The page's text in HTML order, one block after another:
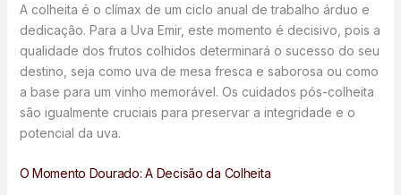
A colheita é o clímax de um ciclo anual de trabalho árduo e
dedicação. Para a Uva Emir, este momento é decisivo, pois a
qualidade dos frutos colhidos determinará o sucesso do seu
destino, seja como uva de mesa fresca e saborosa ou como
a base para um vinho memorável. Os cuidados pós-colheita
são igualmente cruciais para preservar a integridade e o
potencial da uva.
O Momento Dourado: A Decisão da Colheita